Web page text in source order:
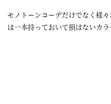
モノトーンコーデだけでなく様
は一本持っておいて損はないカラ